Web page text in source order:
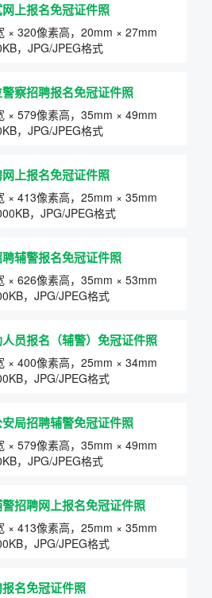
上报名免冠证件照
× 320像素高，20mm × 27mm
，JPG/JPEG格式
察招聘报名免冠证件照
× 579像素高，35mm × 49mm
，JPG/JPEG格式
上报名免冠证件照
× 413像素高，25mm × 35mm
，JPG/JPEG格式
辅警报名免冠证件照
× 626像素高，35mm × 53mm
，JPG/JPEG格式
员报名（辅警）免冠证件照
× 400像素高，25mm × 34mm
，JPG/JPEG格式
局招聘辅警免冠证件照
× 579像素高，35mm × 49mm
，JPG/JPEG格式
招聘网上报名免冠证件照
× 413像素高，25mm × 35mm
，JPG/JPEG格式
名免冠证件照